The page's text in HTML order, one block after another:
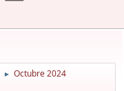
► Octubre 2024